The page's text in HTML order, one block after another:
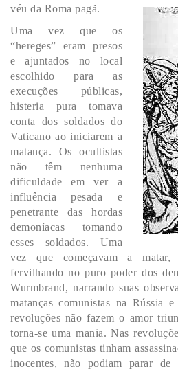
véu da Roma pagã.
Uma vez que os
“hereges” eram presos
e ajuntados no local
escolhido para as
execuções públicas,
histeria pura tomava
conta dos soldados do
Vaticano ao iniciarem a
matança. Os ocultistas
não têm nenhuma
dificuldade em ver a
influência pesada e
penetrante das hordas
demoníacas tomando
esses soldados. Uma
vez que começavam a matar,
fervilhando no puro poder dos
Wurmbrand, narrando suas
matanças comunistas na Rússia
revoluções não fazem o amor
torna-se uma mania. Nas
que os comunistas tinham
inocentes, não podiam parar de